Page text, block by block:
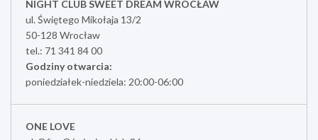
NIGHT CLUB SWEET DREAM WROCŁAW
ul. Świętego Mikołaja 13/2
50-128 Wrocław
tel.: 71 341 84 00
Godziny otwarcia:
poniedziałek-niedziela: 20:00-06:00
ONE LOVE